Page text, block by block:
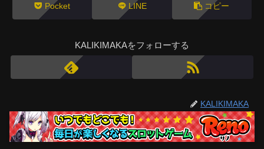
Pocket LINE コピー
KALIKIMAKAをフォローする
KALIKIMAKA